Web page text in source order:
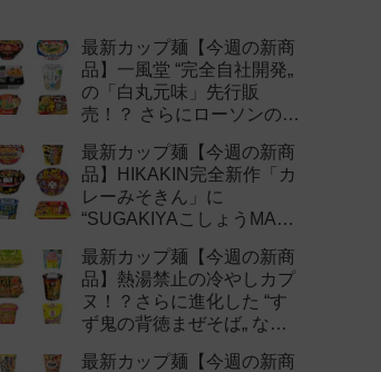
最新カップ麺【今週の新商
品】一風堂 “完全自社開発„
の「白丸元味」先行販
売！？ さらにローソンの激
新作まとめ！
最新カップ麺【今週の新商
品】HIKAKIN完全新作「カ
レーみそきん」に
“SUGAKIYAこしょうMAX„
最新カップ麺【今週の新商
品】熱湯禁止の冷やしカプ
ヌ！？さらに進化した “す
ず鬼の背徳まぜそば„ など
最新カップ麺【今週の新商